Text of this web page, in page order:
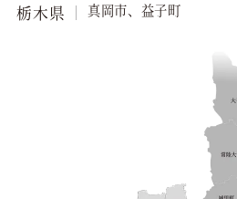
栃木県 真岡市、益子町